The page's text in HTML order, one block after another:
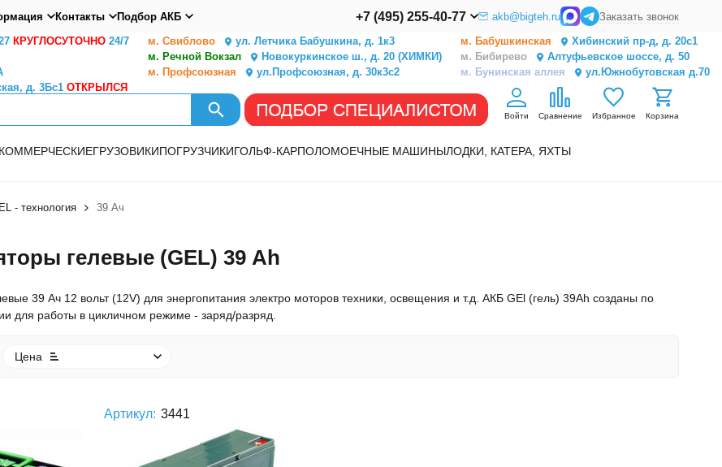
Контакты Подбор АКБ +7 (495) 255-40-77 akb@bigteh.ru Заказать звонок
КРУГЛОСУТОЧНО24/7 м. Свиблово ул. Летчика Бабушкина, д. 1к3 м. Бабушкинская
Хибинский пр-д, д. 20с1
м. Речной Вокзал Новокуркинское ш., д. 20 (ХИМКИ) м. Бибирево
Алтуфьевское шоссе, д. 50
м. Профсоюзная ул.Профсоюзная, д. 30к3с2 м. Бунинская аллея
ул.Южнобутовская д.70
д. 3Бс1 ОТКРЫЛСЯ
Войти Сравнение Избранное Корзина
ГРУЗОВИКИПОГРУЗЧИКИГОЛЬФ-КАРПОЛОМОЕЧНЫЕ МАШИНЫЛОДКИ, КАТЕРА, ЯХТЫ
- технология 39 Ач
гелевые (GEL) 39 Ah
39 Ач 12 вольт (12V) для энергопитания электро моторов техники, освещения и т.д. АКБ GEl (гель) 39Ah созданы по
для работы в цикличном режиме - заряд/разряд.
Цена
Артикул: 3441